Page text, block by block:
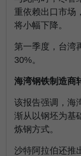
重依赖出口市场
将小幅下降。
第一季度，台湾
30%。
海湾钢铁制造商
该报告强调，海
渐从以钢坯为基
炼钢方式。
沙特阿拉伯还推